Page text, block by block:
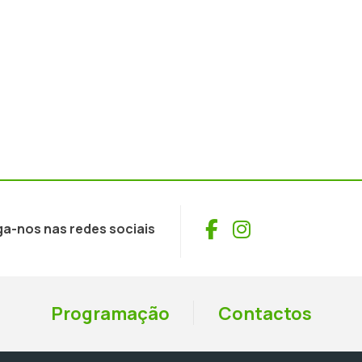
nos nas redes sociais Facebook
Instagram
Programação Contactos